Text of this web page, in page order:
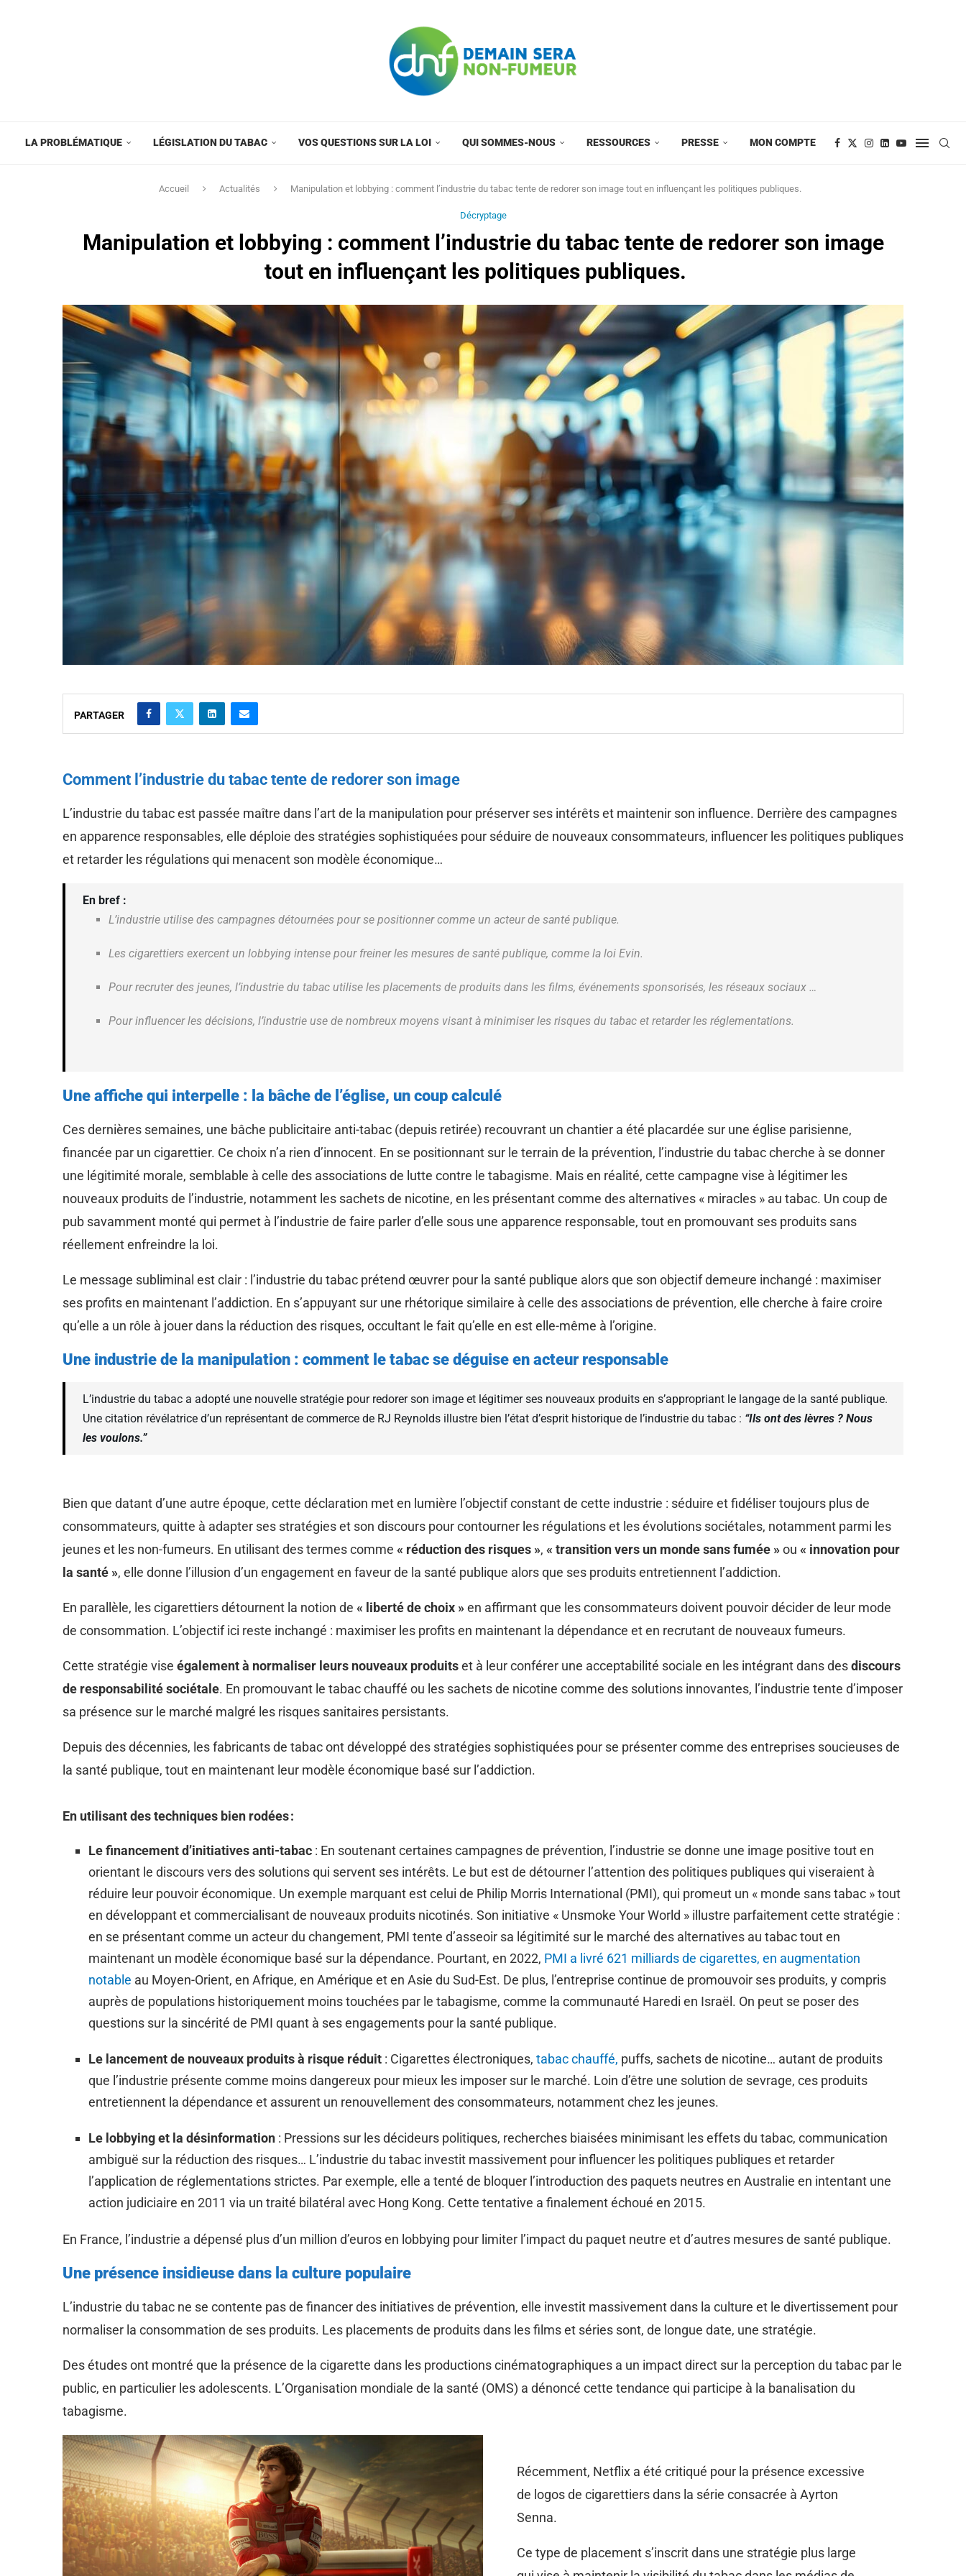
LA PROBLÉMATIQUE LÉGISLATION DU TABAC VOS QUESTIONS SUR LA LOI QUI SOMMES-NOUS RESSOURCES PRESSE MON COMPTE
Accueil Actualités Manipulation et lobbying : comment l’industrie du tabac tente de redorer son image tout en influençant les politiques publiques.
Décryptage
Manipulation et lobbying : comment l’industrie du tabac tente de redorer son image
tout en influençant les politiques publiques.
PARTAGER
Comment l’industrie du tabac tente de redorer son image
L’industrie du tabac est passée maître dans l’art de la manipulation pour préserver ses intérêts et maintenir son influence. Derrière des campagnes
en apparence responsables, elle déploie des stratégies sophistiquées pour séduire de nouveaux consommateurs, influencer les politiques publiques
et retarder les régulations qui menacent son modèle économique…
En bref :
L’industrie utilise des campagnes détournées pour se positionner comme un acteur de santé publique.
Les cigarettiers exercent un lobbying intense pour freiner les mesures de santé publique, comme la loi Evin.
Pour recruter des jeunes, l’industrie du tabac utilise les placements de produits dans les films, événements sponsorisés, les réseaux sociaux …
Pour influencer les décisions, l’industrie use de nombreux moyens visant à minimiser les risques du tabac et retarder les réglementations.
Une affiche qui interpelle : la bâche de l’église, un coup calculé
Ces dernières semaines, une bâche publicitaire anti-tabac (depuis retirée) recouvrant un chantier a été placardée sur une église parisienne,
financée par un cigarettier. Ce choix n’a rien d’innocent. En se positionnant sur le terrain de la prévention, l’industrie du tabac cherche à se donner
une légitimité morale, semblable à celle des associations de lutte contre le tabagisme. Mais en réalité, cette campagne vise à légitimer les
nouveaux produits de l’industrie, notamment les sachets de nicotine, en les présentant comme des alternatives « miracles » au tabac. Un coup de
pub savamment monté qui permet à l’industrie de faire parler d’elle sous une apparence responsable, tout en promouvant ses produits sans
réellement enfreindre la loi.
Le message subliminal est clair : l’industrie du tabac prétend œuvrer pour la santé publique alors que son objectif demeure inchangé : maximiser
ses profits en maintenant l’addiction. En s’appuyant sur une rhétorique similaire à celle des associations de prévention, elle cherche à faire croire
qu’elle a un rôle à jouer dans la réduction des risques, occultant le fait qu’elle en est elle-même à l’origine.
Une industrie de la manipulation : comment le tabac se déguise en acteur responsable
L’industrie du tabac a adopté une nouvelle stratégie pour redorer son image et légitimer ses nouveaux produits en s’appropriant le langage de la santé publique.
Une citation révélatrice d’un représentant de commerce de RJ Reynolds illustre bien l’état d’esprit historique de l’industrie du tabac : “Ils ont des lèvres ? Nous
les voulons.”
Bien que datant d’une autre époque, cette déclaration met en lumière l’objectif constant de cette industrie : séduire et fidéliser toujours plus de
consommateurs, quitte à adapter ses stratégies et son discours pour contourner les régulations et les évolutions sociétales, notamment parmi les
jeunes et les non-fumeurs. En utilisant des termes comme « réduction des risques », « transition vers un monde sans fumée »ou « innovation pour
la santé », elle donne l’illusion d’un engagement en faveur de la santé publique alors que ses produits entretiennent l’addiction.
En parallèle, les cigarettiers détournent la notion de « liberté de choix »en affirmant que les consommateurs doivent pouvoir décider de leur mode
de consommation. L’objectif ici reste inchangé : maximiser les profits en maintenant la dépendance et en recrutant de nouveaux fumeurs.
Cette stratégie vise également à normaliser leurs nouveaux produitset à leur conférer une acceptabilité sociale en les intégrant dans desdiscours
de responsabilité sociétale. En promouvant le tabac chauffé ou les sachets de nicotine comme des solutions innovantes, l’industrie tente d’imposer
sa présence sur le marché malgré les risques sanitaires persistants.
Depuis des décennies, les fabricants de tabac ont développé des stratégies sophistiquées pour se présenter comme des entreprises soucieuses de
la santé publique, tout en maintenant leur modèle économique basé sur l’addiction.
En utilisant des techniques bien rodées :
Le financement d’initiatives anti-tabac : En soutenant certaines campagnes de prévention, l’industrie se donne une image positive tout en
orientant le discours vers des solutions qui servent ses intérêts. Le but est de détourner l’attention des politiques publiques qui viseraient à
réduire leur pouvoir économique. Un exemple marquant est celui de Philip Morris International (PMI), qui promeut un « monde sans tabac » tout
en développant et commercialisant de nouveaux produits nicotinés. Son initiative « Unsmoke Your World » illustre parfaitement cette stratégie :
en se présentant comme un acteur du changement, PMI tente d’asseoir sa légitimité sur le marché des alternatives au tabac tout en
maintenant un modèle économique basé sur la dépendance. Pourtant, en 2022, PMI a livré 621 milliards de cigarettes, en augmentation
notable au Moyen-Orient, en Afrique, en Amérique et en Asie du Sud-Est. De plus, l’entreprise continue de promouvoir ses produits, y compris
auprès de populations historiquement moins touchées par le tabagisme, comme la communauté Haredi en Israël. On peut se poser des
questions sur la sincérité de PMI quant à ses engagements pour la santé publique.
Le lancement de nouveaux produits à risque réduit : Cigarettes électroniques, tabac chauffé, puffs, sachets de nicotine… autant de produits
que l’industrie présente comme moins dangereux pour mieux les imposer sur le marché. Loin d’être une solution de sevrage, ces produits
entretiennent la dépendance et assurent un renouvellement des consommateurs, notamment chez les jeunes.
Le lobbying et la désinformation : Pressions sur les décideurs politiques, recherches biaisées minimisant les effets du tabac, communication
ambiguë sur la réduction des risques… L’industrie du tabac investit massivement pour influencer les politiques publiques et retarder
l’application de réglementations strictes. Par exemple, elle a tenté de bloquer l’introduction des paquets neutres en Australie en intentant une
action judiciaire en 2011 via un traité bilatéral avec Hong Kong. Cette tentative a finalement échoué en 2015.
En France, l’industrie a dépensé plus d’un million d’euros en lobbying pour limiter l’impact du paquet neutre et d’autres mesures de santé publique.
Une présence insidieuse dans la culture populaire
L’industrie du tabac ne se contente pas de financer des initiatives de prévention, elle investit massivement dans la culture et le divertissement pour
normaliser la consommation de ses produits. Les placements de produits dans les films et séries sont, de longue date, une stratégie.
Des études ont montré que la présence de la cigarette dans les productions cinématographiques a un impact direct sur la perception du tabac par le
public, en particulier les adolescents. L’Organisation mondiale de la santé (OMS) a dénoncé cette tendance qui participe à la banalisation du
tabagisme.
Récemment, Netflix a été critiqué pour la présence excessive
de logos de cigarettiers dans la série consacrée à Ayrton
Senna.
Ce type de placement s’inscrit dans une stratégie plus large